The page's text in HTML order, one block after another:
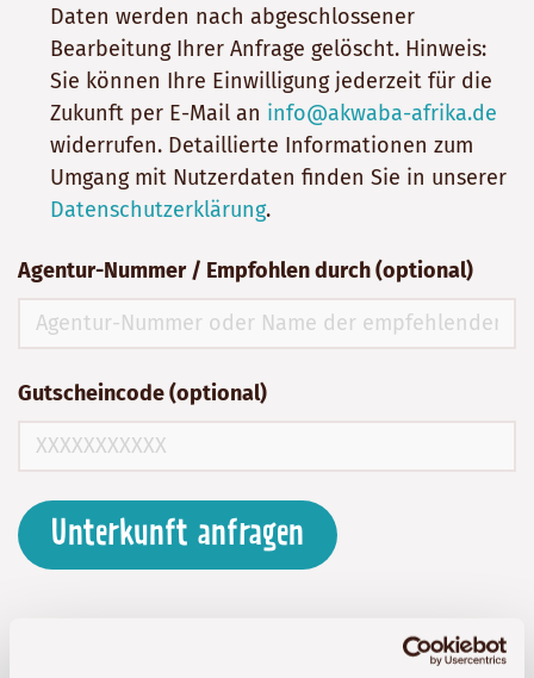
Daten werden nach abgeschlossener
Bearbeitung Ihrer Anfrage gelöscht. Hinweis:
Sie können Ihre Einwilligung jederzeit für die
Zukunft per E-Mail an info@akwaba-afrika.de
widerrufen. Detaillierte Informationen zum
Umgang mit Nutzerdaten finden Sie in unserer
Datenschutzerklärung.
Agentur-Nummer / Empfohlen durch (optional)
Gutscheincode (optional)
Unterkunft anfragen